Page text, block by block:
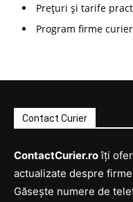
Prețuri și tarife
Program firme
Contact Curier
ContactCurier.roîți
actualizate despre
Găsește numere de